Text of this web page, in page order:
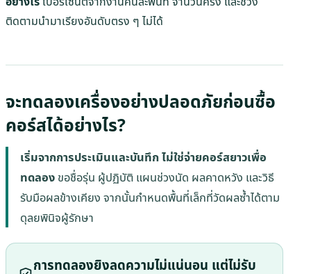
ติดตามนำมาเรียงอันดับตรง ๆ ไม่ได้
จะทดลองเครื่องอย่างปลอดภัยก่อนซื้อ
คอร์สได้อย่างไร?
เริ่มจากการประเมินและบันทึก ไม่ใช่จ่ายคอร์สยาวเพื่อ
ทดลอง ขอชื่อรุ่น ผู้ปฏิบัติ แผนช่วงนัด ผลคาดหวัง และวิธี
รับมือผลข้างเคียง จากนั้นกำหนดพื้นที่เล็กที่วัดผลซ้ำได้ตาม
ดุลยพินิจผู้รักษา
การทดลองยิงลดความไม่แน่นอน แต่ไม่รับ